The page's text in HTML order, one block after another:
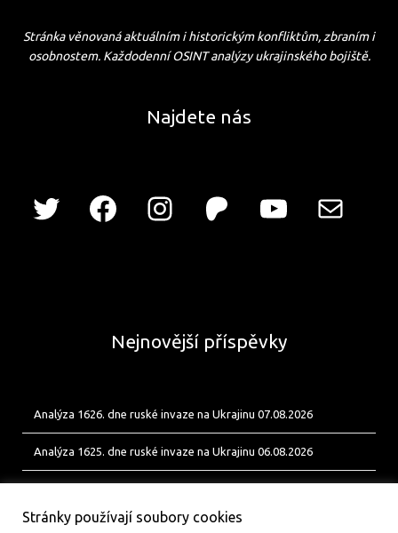
Stránka věnovaná aktuálním i historickým konfliktům, zbraním i
osobnostem. Každodenní OSINT analýzy ukrajinského bojiště.
Najdete nás
Nejnovější příspěvky
Analýza 1626. dne ruské invaze na Ukrajinu 07.08.2026
Analýza 1625. dne ruské invaze na Ukrajinu 06.08.2026
Stránky používají soubory cookies